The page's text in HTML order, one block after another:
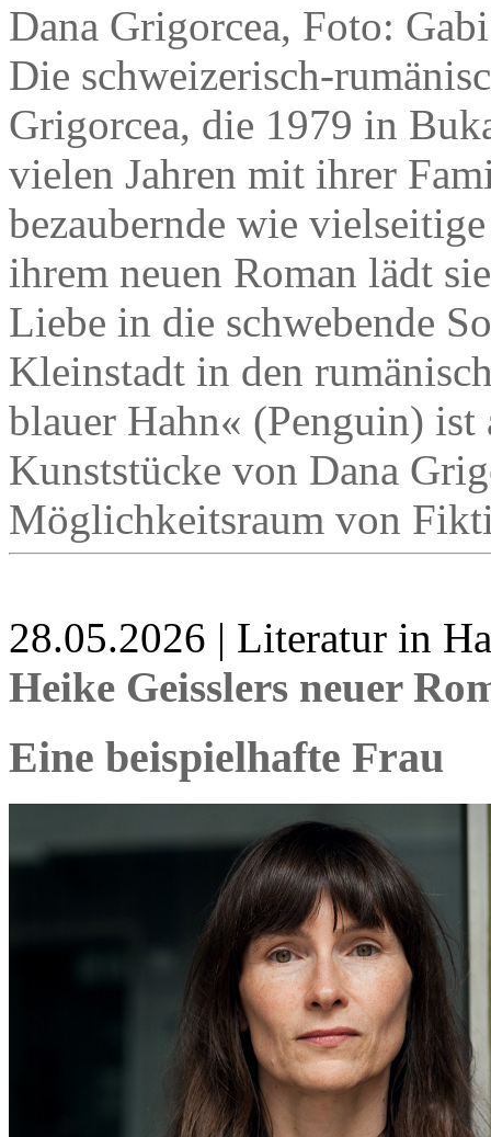
Dana Grigorcea, Foto:
Die schweizerisch-
Grigorcea, die 1979 in
vielen Jahren mit ihrer
bezaubernde wie
ihrem neuen Roman lädt
Liebe in die schwebende
Kleinstadt in den
blauer Hahn« (Penguin) ist
Kunststücke von Dana
Möglichkeitsraum von
28.05.2026 | Literatur in
Heike Geisslers neuer
Eine beispielhafte Frau